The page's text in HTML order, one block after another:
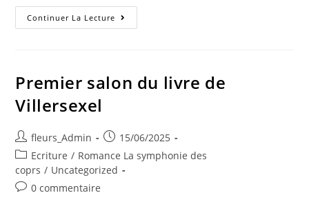
Continuer La Lecture
Premier salon du livre de
Villersexel
fleurs_Admin
15/06/2025
Ecriture / Romance La symphonie des
coprs / Uncategorized
0 commentaire